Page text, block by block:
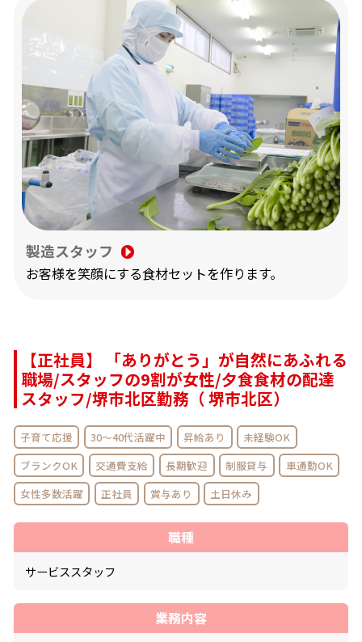
製造スタッフ
お客様を笑顔にする食材セットを作ります。
【正社員】 「ありがとう」が自然にあふれる
職場/スタッフの9割が女性/夕食食材の配達
スタッフ/堺市北区勤務（ 堺市北区）
子育て応援 30～40代活躍中 昇給あり
未経験OK
ブランクOK
交通費支給 長期歓迎 制服貸与
車通勤OK
女性多数活躍
正社員 賞与あり 土日休み
職種
サービススタッフ
業務内容